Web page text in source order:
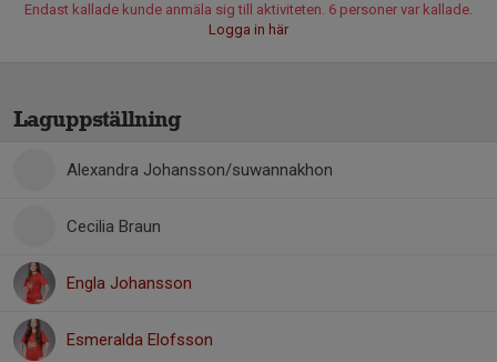
Endast kallade kunde anmäla sig till aktiviteten. 6 personer var kallade.
Logga in här
Laguppställning
Alexandra Johansson/suwannakhon
Cecilia Braun
Engla Johansson
Esmeralda Elofsson